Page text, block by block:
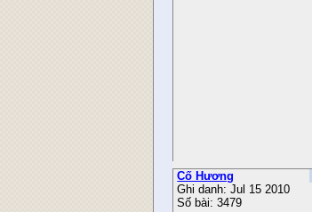
Cố Hương
Ghi danh: Jul 15 2010
Số bài: 3479